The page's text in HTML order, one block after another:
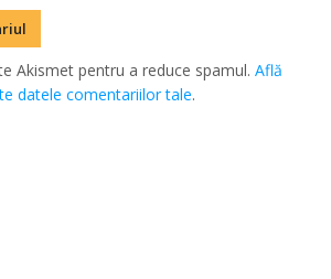
Akismet pentru a reduce spamul.Află
datele comentariilor tale.